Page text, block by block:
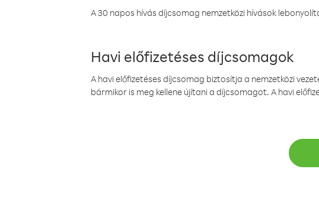
A 30 napos hívás díjcsomag nemzetközi hívások
Havi előfizetéses díjcsomagok
A havi előfizetéses díjcsomag biztosítja a nemzetközi
bármikor is meg kellene újítani a díjcsomagot. A havi